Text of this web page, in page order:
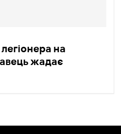
на
жадає